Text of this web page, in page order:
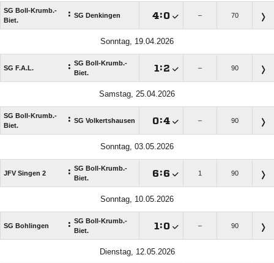
SG Boll-Krumb.-
Biet.
: SG Denkingen : – 70
Sonntag, 19.04.2026
SG F.A.L. : SG Boll-Krumb.-
Biet.
: – 90
Samstag, 25.04.2026
SG Boll-Krumb.-
Biet.
: SG Volkertshausen : – 90
Sonntag, 03.05.2026
JFV Singen 2 : SG Boll-Krumb.-
Biet.
: 1 90
Sonntag, 10.05.2026
SG Bohlingen : SG Boll-Krumb.-
Biet.
: – 90
Dienstag, 12.05.2026